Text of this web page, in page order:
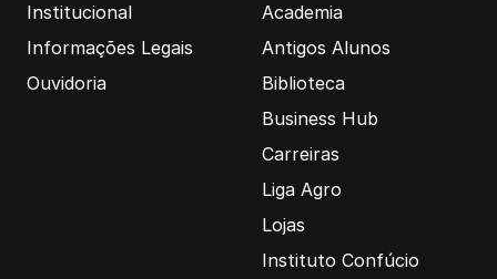
Institucional
Informações Legais
Ouvidoria
Academia
Antigos Alunos
Biblioteca
Business Hub
Carreiras
Liga Agro
Lojas
Instituto Confúcio